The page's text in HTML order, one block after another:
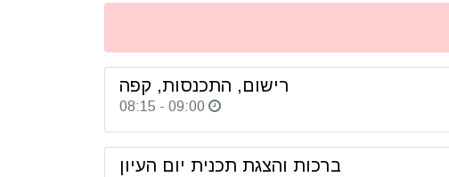
רישום, התכנסות, קפה
08:15 - 09:00
ברכות והצגת תכנית יום העיון